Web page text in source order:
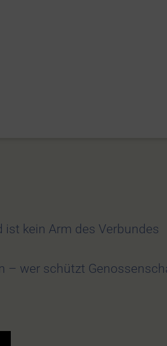
ist kein Arm des Verbundes
– wer schützt